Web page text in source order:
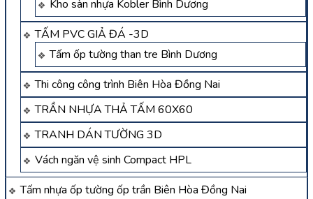
Kho sàn nhựa Kobler Bình Dương
TẤM PVC GIẢ ĐÁ -3D
Tấm ốp tường than tre Bình Dương
Thi công công trình Biên Hòa Đồng Nai
TRẦN NHỰA THẢ TẤM 60X60
TRANH DÁN TƯỜNG 3D
Vách ngăn vệ sinh Compact HPL
Tấm nhựa ốp tường ốp trần Biên Hòa Đồng Nai